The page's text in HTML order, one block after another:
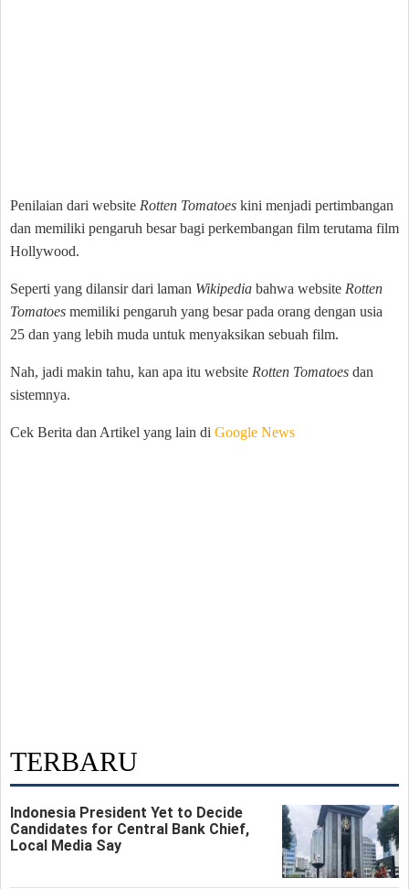
Penilaian dari website Rotten Tomatoes kini menjadi pertimbangan
dan memiliki pengaruh besar bagi perkembangan film terutama film
Hollywood.
Seperti yang dilansir dari laman Wikipedia bahwa website Rotten
Tomatoes memiliki pengaruh yang besar pada orang dengan usia
25 dan yang lebih muda untuk menyaksikan sebuah film.
Nah, jadi makin tahu, kan apa itu website Rotten Tomatoes dan
sistemnya.
Cek Berita dan Artikel yang lain di Google News
TERBARU
Indonesia President Yet to Decide
Candidates for Central Bank Chief,
Local Media Say